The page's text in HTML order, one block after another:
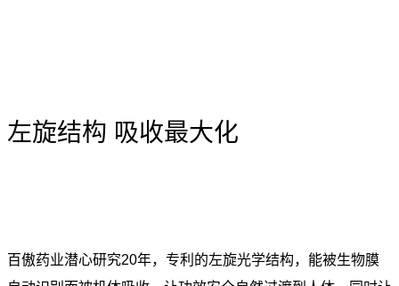
左旋结构 吸收最大化
百傲药业潜心研究20年，专利的左旋光学结构，能被生物膜